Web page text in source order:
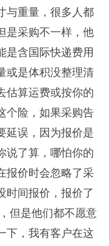
与重量，很多人都
是采购不一样，他
是含国际快递费用
或是体积没整理清
估算运费或按你的
个险，如果采购告
延误，因为报价是
说了算，哪怕你的
报价时会忽略了采
时间报价，报价了
但是他们都不愿意
下，我有客户在这